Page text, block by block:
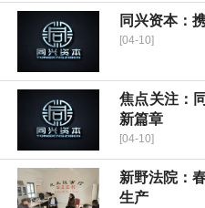
同兴资本：
[04-10]
焦点关注：
新篇章
[04-10]
新野法院：
生产